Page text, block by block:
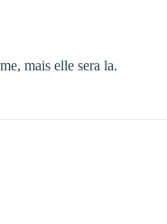
mais elle sera la.